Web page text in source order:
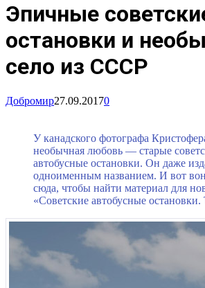
Эпичные
остановки и
село из СССР
Добромир27.09.20170
У канадского фотографа
необычная любовь — старые
автобусные остановки. Он даже
одноименным названием. И вот
сюда, чтобы найти материал для
«Советские автобусные остановки.